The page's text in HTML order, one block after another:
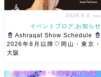
です♡皆様にお会いできますよ
2026.8.4 tue.
イベントブログ,お知らせ
Ashraqat Show Schedule
2026年8月以降♡岡山・東京・
大阪